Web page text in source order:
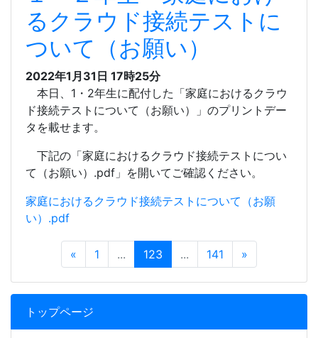
トップページ
るクラウド接続テストに
ついて（お願い）
2022年1月31日 17時25分
本日、1・2年生に配付した「家庭におけるクラウ
ド接続テストについて（お願い）」のプリントデー
タを載せます。
下記の「家庭におけるクラウド接続テストについ
て（お願い）.pdf」を開いてご確認ください。
家庭におけるクラウド接続テストについて（お願
い）.pdf
« 1 ... 123 ... 141 »